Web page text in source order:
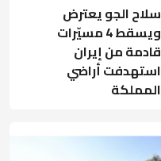
سلاح الجو يعترض
ويسقط 4 مسيّرات
قادمة من إيران
استهدفت أراضي
المملكة